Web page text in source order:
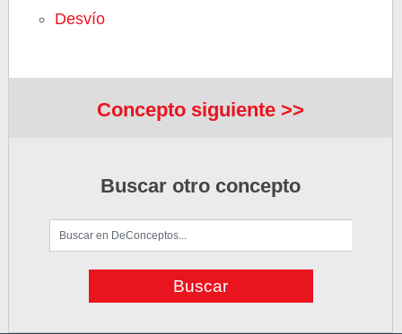
Desvío
Concepto siguiente >>
Buscar otro concepto